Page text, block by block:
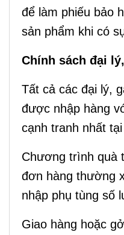
để làm phiếu bảo
sản phẩm khi có
Chính sách đại
Tất cả các đại lý,
được nhập hàng
cạnh tranh nhất
Chương trình quà
đơn hàng thường
nhập phụ tùng số
Giao hàng hoặc